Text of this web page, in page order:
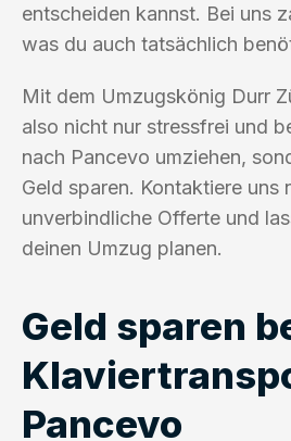
entscheiden kannst. Bei uns
was du auch tatsächlich
Mit dem Umzugskönig Durr
also nicht nur stressfrei und
nach Pancevo umziehen,
Geld sparen. Kontaktiere uns
unverbindliche Offerte und
deinen Umzug planen.
Geld sparen
Pancevo